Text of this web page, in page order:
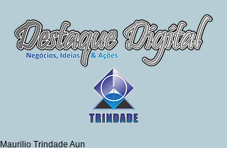
Maurilio Trindade Aun